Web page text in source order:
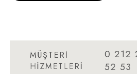
MÜŞTERİ
HİZMETLERİ
0 212
52 53